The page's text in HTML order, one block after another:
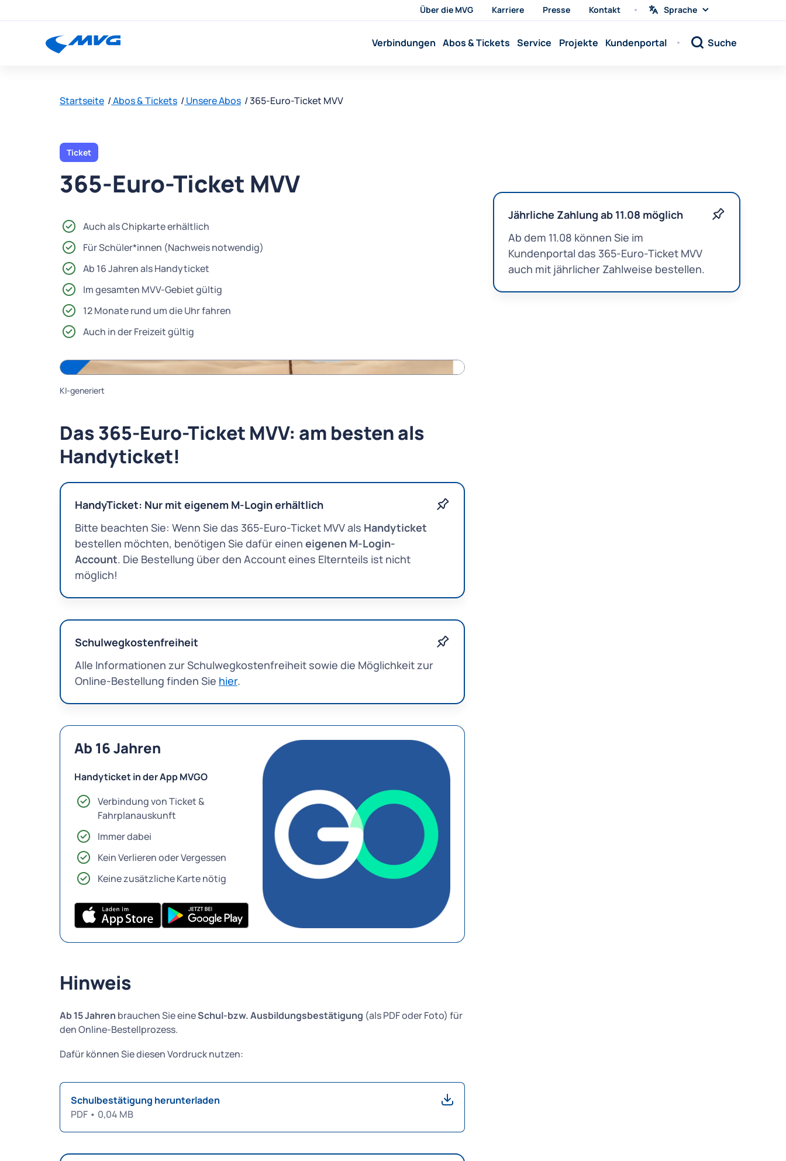
Über die MVG Karriere Presse Kontakt
Sprache
Sprache
Sprache:
Verbindungen Abos & Tickets Service Projekte Kundenportal Suche
Startseite Abos & Tickets Unsere Abos 365-Euro-Ticket MVV
Ticket
365-Euro-Ticket MVV
Auch als Chipkarte erhältlich
Für Schüler*innen (Nachweis notwendig)
Ab 16 Jahren als Handyticket
Im gesamten MVV-Gebiet gültig
12 Monate rund um die Uhr fahren
Auch in der Freizeit gültig
Das 365-Euro-Ticket MVV: am besten als
Handyticket!
HandyTicket: Nur mit eigenem M-Login erhältlich
Bitte beachten Sie: Wenn Sie das 365-Euro-Ticket MVV als Handyticket
bestellen möchten, benötigen Sie dafür einen eigenen M-Login-
Account. Die Bestellung über den Account eines Elternteils ist nicht
möglich!
Schulwegkostenfreiheit
Alle Informationen zur Schulwegkostenfreiheit sowie die Möglichkeit zur
Online-Bestellung finden Sie hier.
Ab 16 Jahren
Handyticket in der App MVGO
Verbindung von Ticket &
Fahrplanauskunft
Immer dabei
Kein Verlieren oder Vergessen
Keine zusätzliche Karte nötig
Hinweis
Ab 15 Jahren brauchen Sie eineSchul-bzw. Ausbildungsbestätigung (als PDF oder Foto) für
den Online-Bestellprozess.
Dafür können Sie diesen Vordruck nutzen:
Schulbestätigung herunterladen
PDF • 0,04 MB
Jährliche Zahlung ab 11.08 möglich
Ab dem 11.08 können Sie im
Kundenportal das 365-Euro-Ticket MVV
auch mit jährlicher Zahlweise bestellen.